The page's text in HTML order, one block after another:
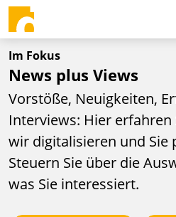
Im Fokus
News plus Views
Vorstöße, Neuigkeiten,
Interviews: Hier
wir digitalisieren und Sie
Steuern Sie über die
was Sie interessiert.